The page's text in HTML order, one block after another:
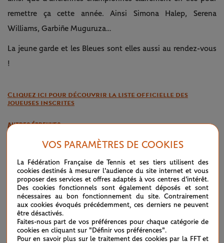
remettre ça cette année. Ainsi Simona Halep, Serena
Williams, Garbiñe Muguruza…
La jeune garde et les Bleues sont elles aussi au rendez-vous
!
Cliquez ici pour découvrir la liste officielle des
joueuses inscrites
AUTRES ÉPREUVES
qualifications femmes.
Et ici, la liste des engagés pour lesqualifications hommes.
Cliquez ici pour la liste des engagés dans le tournoi de
tennis-fauteuilfemmesethommes.
VOS PARAMÈTRES DE COOKIES
La Fédération Française de Tennis et ses tiers utilisent des
cookies destinés à mesurer l'audience du site internet et vous
proposer des services et offres adaptés à vos centres d'intérêt.
Des cookies fonctionnels sont également déposés et sont
nécessaires au bon fonctionnement du site. Contrairement
aux cookies évoqués précédemment, ces derniers ne peuvent
être désactivés.
Faites-nous part de vos préférences pour chaque catégorie de
cookies en cliquant sur "Définir vos préférences".
Pour en savoir plus sur le traitement des cookies par la FFT et